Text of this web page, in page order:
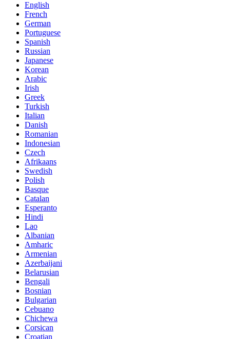
English
French
German
Portuguese
Spanish
Russian
Japanese
Korean
Arabic
Irish
Greek
Turkish
Italian
Danish
Romanian
Indonesian
Czech
Afrikaans
Swedish
Polish
Basque
Catalan
Esperanto
Hindi
Lao
Albanian
Amharic
Armenian
Azerbaijani
Belarusian
Bengali
Bosnian
Bulgarian
Cebuano
Chichewa
Corsican
Croatian